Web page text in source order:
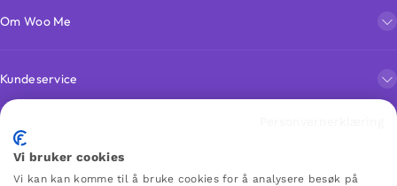
Om Woo Me
Kundeservice
Favoritter
Vi bruker cookies
Vi kan kan komme til å bruke cookies for å analysere besøk på